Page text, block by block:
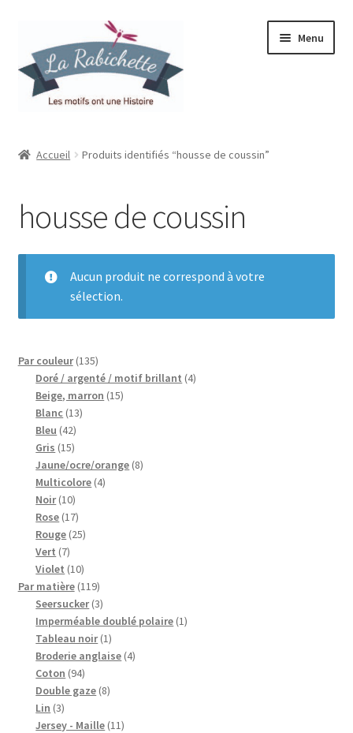
la
navigation
contenu
Menu
Ma liste de souhaits
Mon espace
Mon compte
My Account
Wishlist
Paiement
Panier
Plan du site
Possibilité de retrait gratuit
Track your order
#6710 (pas de titre)
Blog
Accueil Produits identifiés “housse de coussin”
housse de coussin
Aucun produit ne correspond à votre
sélection.
Par couleur 135135
produits
Doré / argenté / motif brillant 44
Beige, marron 1515
Blanc 1313
Bleu 4242
produits
Gris 1515
produits
Jaune/ocre/orange 88
Multicolore 44
Noir 1010
produits
Rose 1717
produits
Rouge 2525
Vert 77
produits
Violet 1010
produits
Par matière 119119
produits
Seersucker 33
produits
Imperméable doublé polaire 11
Tableau noir 11
produit
Broderie anglaise 44
Coton 9494
produits
Double gaze 88
Lin 33
produits
Jersey - Maille 1111